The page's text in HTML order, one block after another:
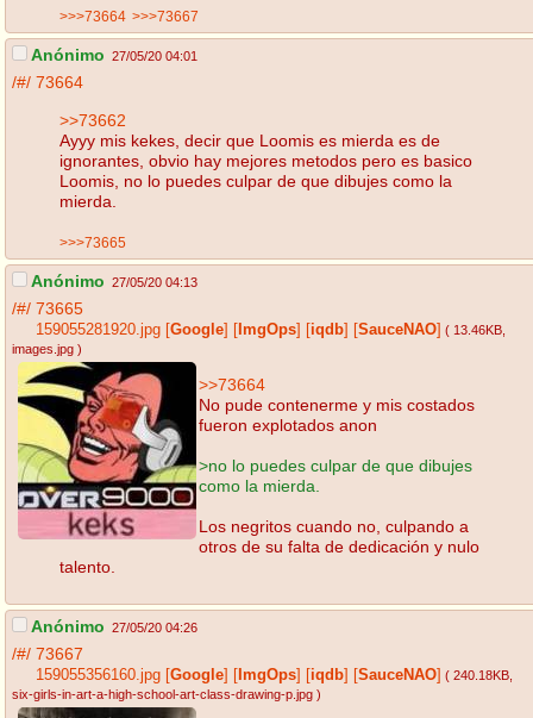
>>>73664 >>>73667
Anónimo 27/05/20 04:01
/#/ 73664
>>73662
Ayyy mis kekes, decir que Loomis es mierda es de
ignorantes, obvio hay mejores metodos pero es basico
Loomis, no lo puedes culpar de que dibujes como la
mierda.
>>>73665
Anónimo 27/05/20 04:13
/#/ 73665
159055281920.jpg Google ImgOps iqdb SauceNAO ( 13.46KB
images.jpg )
>>73664
No pude contenerme y mis costados
fueron explotados anon
>no lo puedes culpar de que dibujes
como la mierda.
Los negritos cuando no, culpando a
otros de su falta de dedicación y nulo
talento.
Anónimo 27/05/20 04:26
/#/ 73667
159055356160.jpg Google ImgOps iqdb SauceNAO ( 240.18KB
six-girls-in-art-a-high-school-art-class-drawing-p.jpg )